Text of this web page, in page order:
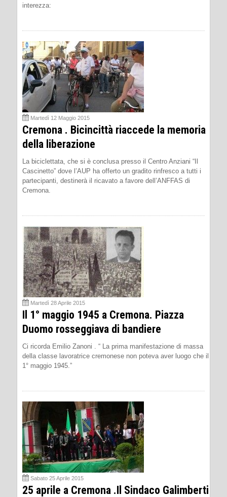
interezza:
Martedì 12 Maggio 2015
Cremona . Bicincittà riaccede la memoria
della liberazione
La biciclettata, che si è conclusa presso il Centro Anziani “Il
Cascinetto” dove l’AUP ha offerto un gradito rinfresco a tutti i
partecipanti, destinerà il ricavato a favore dell’ANFFAS di
Cremona.
Martedì 28 Aprile 2015
Il 1° maggio 1945 a Cremona. Piazza
Duomo rosseggiava di bandiere
Ci ricorda Emilio Zanoni . “ La prima manifestazione di massa
della classe lavoratrice cremonese non poteva aver luogo che il
1° maggio 1945.”
Sabato 25 Aprile 2015
25 aprile a Cremona .Il Sindaco Galimberti